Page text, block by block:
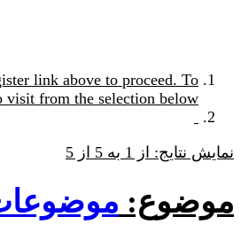
link above to proceed. To
visit from the selection below.
نمایش نتایج: از 1 به 5 از 5
موضوع: